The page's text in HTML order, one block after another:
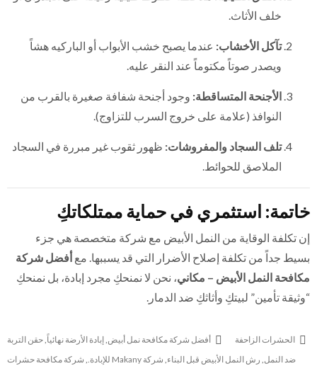
خلف الأثاث.
تآكل الأخشاب: عندما يصبح خشب الأبواب أو الباركيه هشاً
ويصدر صوتاً مكتوماً عند النقر عليه.
الأجنحة المتساقطة: وجود أجنحة شفافة صغيرة بالقرب من
النوافذ (علامة على خروج السرب للتزاوج).
تلف السجاد والمفروشات: ظهور ثقوب غير مبررة في السجاد
الملاصق للحوائط.
خاتمة: استثمري في حماية ممتلكاتكِ
إن تكلفة الوقاية من النمل الأبيض مع شركة متخصصة هي جزء
بسيط جداً من تكلفة إصلاح الأضرار التي قد يسببها. مع أفضل شركة
مكافحة النمل الأبيض – مكاني، نحن لا نمنحكِ مجرد إبادة، بل نمنحكِ
“وثيقة تأمين” لبيتكِ وأثاثكِ ضد الدمار.
الحشرات الزاحفة أفضل شركة مكافحة نمل أبيض,إبادة الأرضة نهائياً,حقن التربة
ضد النمل, رش النمل الأبيض قبل البناء, شركة Makany للإبادة. , شركة مكافحة حشرات